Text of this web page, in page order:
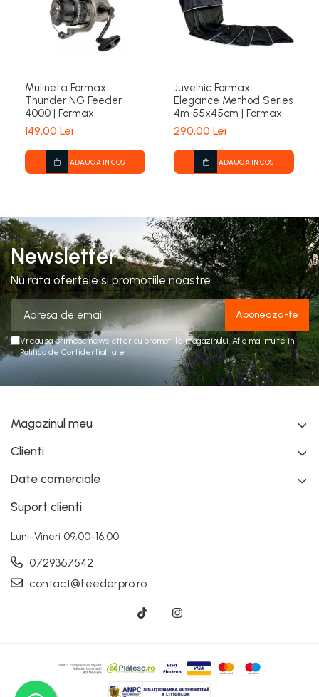
Mulineta Formax
Thunder NG Feeder
4000 | Formax
149,00 Lei
ADAUGA IN COS
Juvelnic Formax
Elegance Method Series
4m 55x45cm | Formax
290,00 Lei
ADAUGA IN COS
Newsletter
Nu rata ofertele si promotiile noastre
Vreau sa primesc newsletter cu promotiile magazinului. Afla mai multe in
Politica de Confidentialitate
Magazinul meu
Clienti
Date comerciale
Suport clienti
Luni-Vineri 09:00-16:00
0729367542
contact@feederpro.ro